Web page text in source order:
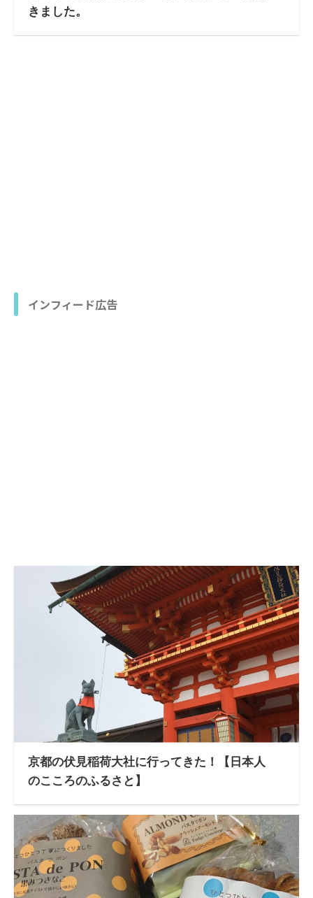
きました。
インフィード広告
京都の伏見稲荷大社に行ってきた！【日本人
のこころのふるさと】